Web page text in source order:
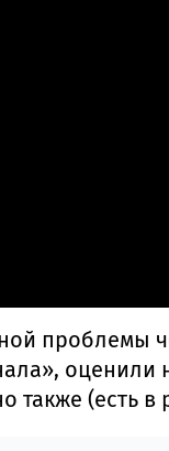
проблемы
оценили
также (есть